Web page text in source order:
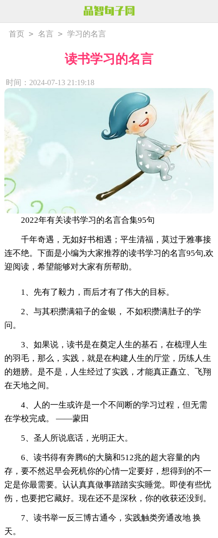
首页 > 名言 > 学习的名言
读书学习的名言
时间：2024-07-13 21:19:18
2022年有关读书学习的名言合集95句
千年奇遇，无如好书相遇；平生清福，莫过于雅事接
连不绝。下面是小编为大家推荐的读书学习的名言95句,欢
迎阅读，希望能够对大家有所帮助。
1、先有了毅力，而后才有了伟大的目标。
2、与其积攒满箱子的金银， 不如积攒满肚子的学
问。
3、如果说，读书是在奠定人生的基石，在梳理人生
的羽毛，那么，实践，就是在构建人生的厅堂，历练人生
的翅膀。是不是，人生经过了实践，才能真正矗立、飞翔
在天地之间。
4、人的一生或许是一个不间断的学习过程，但无需
在学校完成。 ——蒙田
5、圣人所说底话，光明正大。
6、读书得有奔腾6的大脑和512兆的超大容量的内
存，要不然迟早会死机你的心情一定要好，想得到的不一
定是你最需要。认认真真做事踏踏实实睡觉。即使有些忧
伤，也要把它藏好。现在还不是深秋，你的收获还没到。
7、读书举一反三博古通今，实践触类旁通改地 换
天。